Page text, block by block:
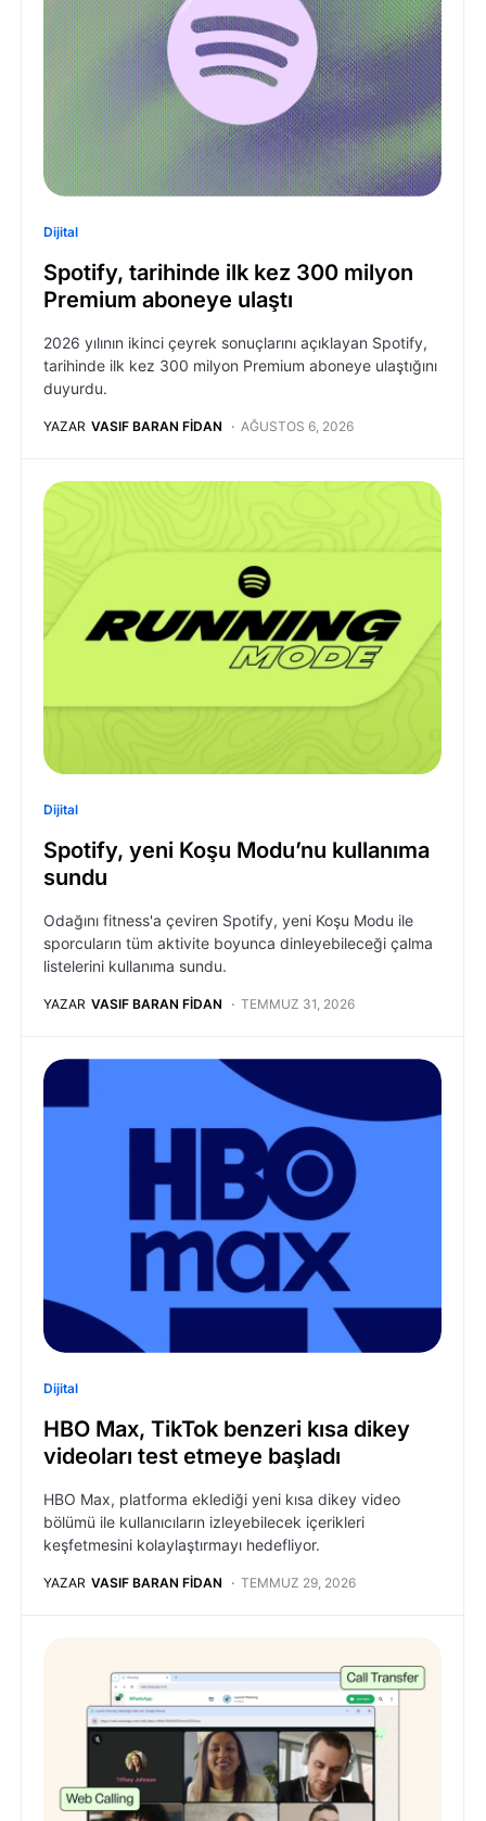
Dijital
Spotify, tarihinde ilk kez 300 milyon
Premium aboneye ulaştı
2026 yılının ikinci çeyrek sonuçlarını açıklayan Spotify,
tarihinde ilk kez 300 milyon Premium aboneye ulaştığını
duyurdu.
YAZAR VASIF BARAN FIDAN AĞUSTOS 6, 2026
Dijital
Spotify, yeni Koşu Modu’nu kullanıma
sundu
Odağını fitness'a çeviren Spotify, yeni Koşu Modu ile
sporcuların tüm aktivite boyunca dinleyebileceği çalma
listelerini kullanıma sundu.
YAZAR VASIF BARAN FIDAN TEMMUZ 31, 2026
Dijital
HBO Max, TikTok benzeri kısa dikey
videoları test etmeye başladı
HBO Max, platforma eklediği yeni kısa dikey video
bölümü ile kullanıcıların izleyebilecek içerikleri
keşfetmesini kolaylaştırmayı hedefliyor.
YAZAR VASIF BARAN FIDAN TEMMUZ 29, 2026